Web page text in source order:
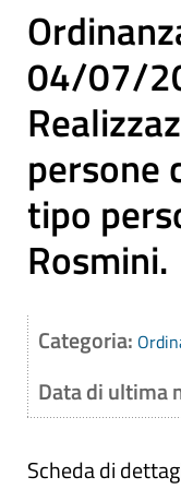
04/07/
persone
tipo
Rosmini.
Categoria:
Data di ultima
Scheda di